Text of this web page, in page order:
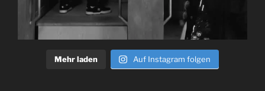
Mehr laden Auf Instagram folgen